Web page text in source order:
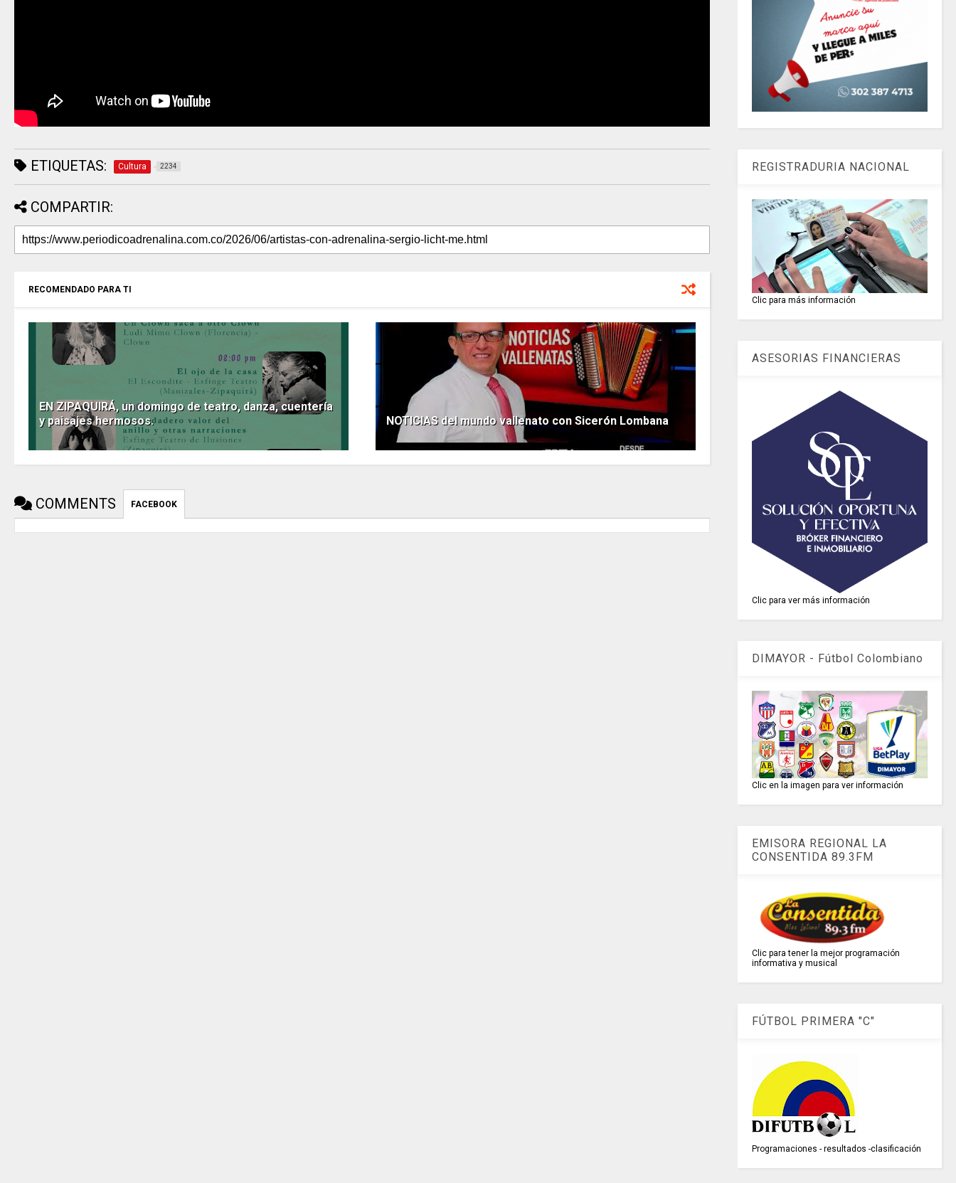
ETIQUETAS: Cultura 2234
COMPARTIR:
RECOMENDADO PARA TI
EN ZIPAQUIRÁ, un domingo de teatro, danza, cuentería
y paisajes hermosos.
NOTICIAS del mundo vallenato con Sicerón Lombana
COMMENTS FACEBOOK
REGISTRADURIA NACIONAL
Clic para más información
ASESORIAS FINANCIERAS
Clic para ver más información
DIMAYOR - Fútbol Colombiano
Clic en la imagen para ver información
EMISORA REGIONAL LA
CONSENTIDA 89.3FM
Clic para tener la mejor programación
informativa y musical
FÚTBOL PRIMERA "C"
Programaciones - resultados -clasificación